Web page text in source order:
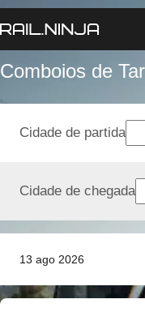
Comboios de
13 ago 2026
Cidade de partida
Cidade de chegada